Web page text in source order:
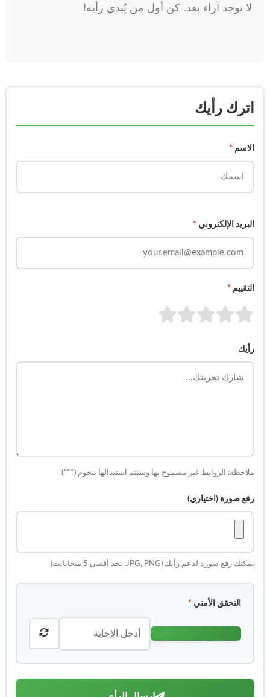
لا توجد آراء بعد. كن أول من يُبدي رأيه!
اترك رأيك
الاسم *
البريد الإلكتروني *
التقييم *
رأيك
ملاحظة: الروابط غير مسموح بها وسيتم استبدالها بنجوم (***)
رفع صورة (اختياري)
يمكنك رفع صورة لدعم رأيك (JPG, PNG, بحد أقصى 5 ميجابايت)
التحقق الأمني *